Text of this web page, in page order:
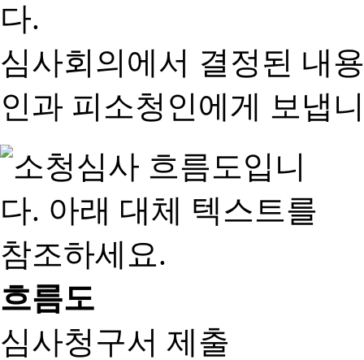
다.
심사회의에서 결정된 내
인과 피소청인에게 보냅
흐름도
심사청구서 제출